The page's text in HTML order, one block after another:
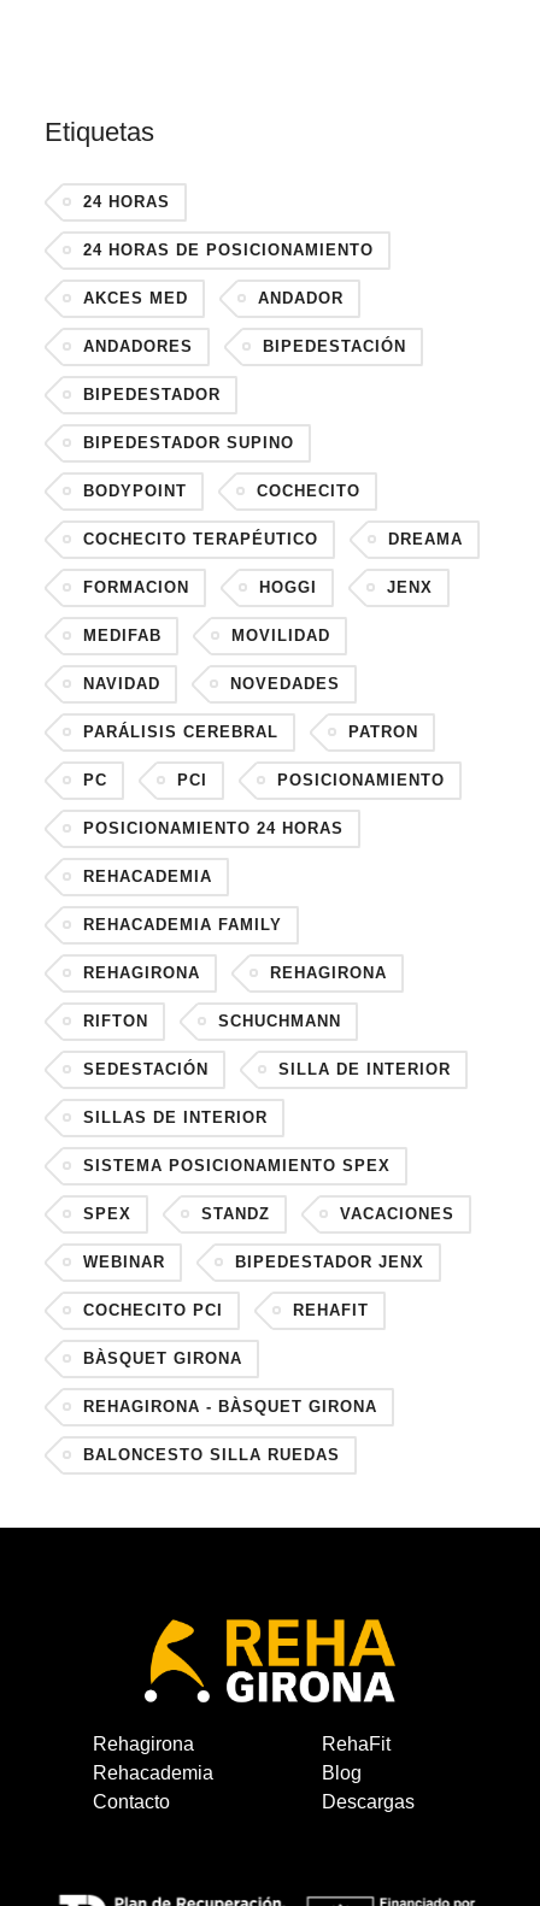
Etiquetas
24 HORAS
24 HORAS DE POSICIONAMIENTO
AKCES MED ANDADOR
ANDADORES BIPEDESTACIÓN
BIPEDESTADOR
BIPEDESTADOR SUPINO
BODYPOINT COCHECITO
COCHECITO TERAPÉUTICO DREAMA
FORMACION HOGGI JENX
MEDIFAB MOVILIDAD
NAVIDAD NOVEDADES
PARÁLISIS CEREBRAL PATRON
PC PCI POSICIONAMIENTO
POSICIONAMIENTO 24 HORAS
REHACADEMIA
REHACADEMIA FAMILY
REHAGIRONA REHAGIRONA
RIFTON SCHUCHMANN
SEDESTACIÓN SILLA DE INTERIOR
SILLAS DE INTERIOR
SISTEMA POSICIONAMIENTO SPEX
SPEX STANDZ VACACIONES
WEBINAR BIPEDESTADOR JENX
COCHECITO PCI REHAFIT
BÀSQUET GIRONA
REHAGIRONA - BÀSQUET GIRONA
BALONCESTO SILLA RUEDAS
Rehagirona
RehaFit
Rehacademia
Blog
Contacto
Descargas